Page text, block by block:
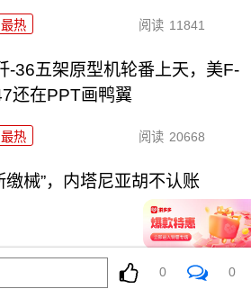
最热 阅读 11841
-36五架原型机轮番上天，美F-
还在PPT画鸭翼
最热 阅读 20668
缴械”，内塔尼亚胡不认账
0 0